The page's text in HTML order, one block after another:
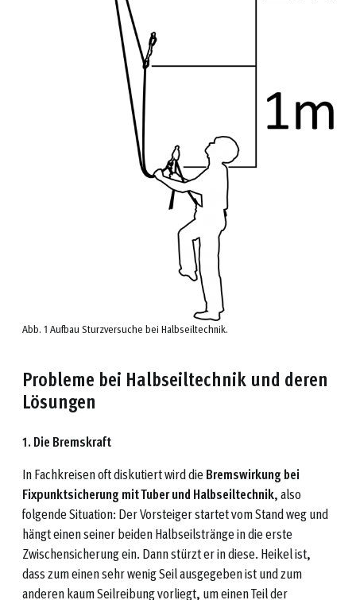
Abb. 1 Aufbau Sturzversuche bei Halbseiltechnik.
Probleme bei Halbseiltechnik und deren
Lösungen
1. Die Bremskraft
In Fachkreisen oft diskutiert wird dieBremswirkung bei
Fixpunktsicherung mit Tuber und Halbseiltechnik, also
folgende Situation: Der Vorsteiger startet vom Stand weg und
hängt einen seiner beiden Halbseilstränge in die erste
Zwischensicherung ein. Dann stürzt er in diese. Heikel ist,
dass zum einen sehr wenig Seil ausgegeben ist und zum
anderen kaum Seilreibung vorliegt, um einen Teil der